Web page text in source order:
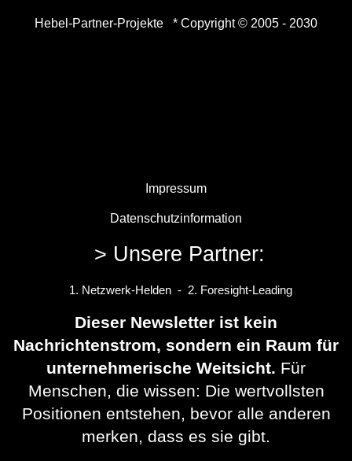
Hebel-Partner-Projekte * Copyright © 2005 - 2030
Impressum
Datenschutzinformation
> Unsere Partner:
1. Netzwerk-Helden - 2. Foresight-Leading
Dieser Newsletter ist kein
Nachrichtenstrom, sondern ein Raum für
unternehmerische Weitsicht. Für
Menschen, die wissen: Die wertvollsten
Positionen entstehen, bevor alle anderen
merken, dass es sie gibt.